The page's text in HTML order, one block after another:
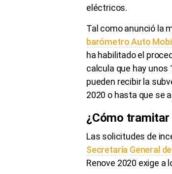
eléctricos.
Tal como anunció la
barómetro Auto
ha habilitado el
calcula que hay unos
pueden recibir la
2020 o hasta que se
¿Cómo
Las solicitudes de
Secretaría General
Renove 2020 exige a